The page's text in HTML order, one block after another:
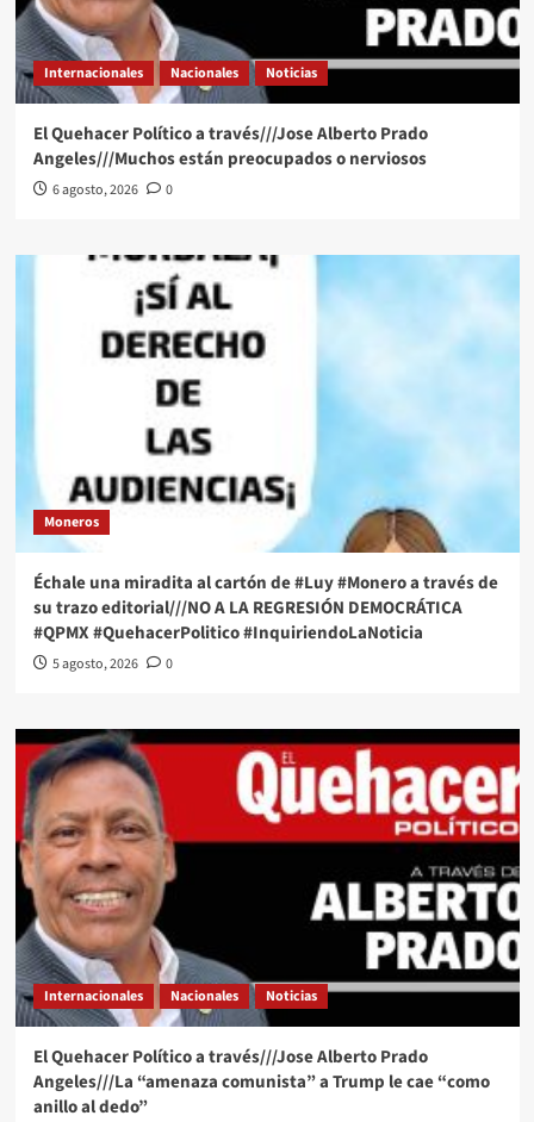
Internacionales Nacionales Noticias
El Quehacer Político a través///Jose Alberto Prado
Angeles///Muchos están preocupados o nerviosos
6 agosto, 2026 0
Moneros
Échale una miradita al cartón de #Luy #Monero a través de
su trazo editorial///NO A LA REGRESIÓN DEMOCRÁTICA
#QPMX #QuehacerPolitico #InquiriendoLaNoticia
5 agosto, 2026 0
Internacionales Nacionales Noticias
El Quehacer Político a través///Jose Alberto Prado
Angeles///La “amenaza comunista” a Trump le cae “como
anillo al dedo”